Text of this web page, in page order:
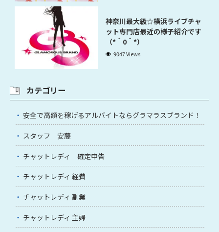
神奈川最大級☆横浜ライブチャ
ット専門店最近の様子紹介です
（*＾0＾*）
9047 Views
カテゴリー
安全で高額を稼げるアルバイトならグラマラスブランド！
スタッフ 安藤
チャットレディ 確定申告
チャットレディ 経費
チャットレディ 副業
チャットレディ 主婦